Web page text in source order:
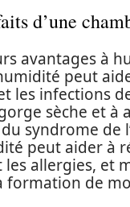
d’une
avantages à
peut
les infections
sèche et à
syndrome de
peut aider à
les allergies, et
formation de